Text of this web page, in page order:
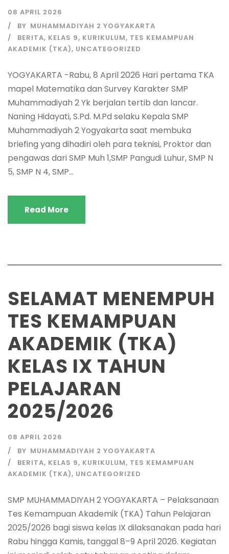
08 APRIL 2026
BY MUHAMMADIYAH 2 YOGYAKARTA
BERITA, KELAS 9, KURIKULUM, TES KEMAMPUAN
AKADEMIK (TKA), UNCATEGORIZED
YOGYAKARTA -Rabu, 8 April 2026 Hari pertama TKA
mapel Matematika dan Survey Karakter SMP
Muhammadiyah 2 Yk berjalan tertib dan lancar.
Naning Hidayati, S.Pd. M.Pd selaku Kepala SMP
Muhammadiyah 2 Yogyakarta saat membuka
briefing yang dihadiri oleh para teknisi, Proktor dan
pengawas dari SMP Muh 1,SMP Pangudi Luhur, SMP N
5, SMP N 4, SMP...
Read More
SELAMAT MENEMPUH
TES KEMAMPUAN
AKADEMIK (TKA)
KELAS IX TAHUN
PELAJARAN
2025/2026
08 APRIL 2026
BY MUHAMMADIYAH 2 YOGYAKARTA
BERITA, KELAS 9, KURIKULUM, TES KEMAMPUAN
AKADEMIK (TKA), UNCATEGORIZED
SMP MUHAMMADIYAH 2 YOGYAKARTA – Pelaksanaan
Tes Kemampuan Akademik (TKA) Tahun Pelajaran
2025/2026 bagi siswa kelas IX dilaksanakan pada hari
Rabu hingga Kamis, tanggal 8–9 April 2026. Kegiatan